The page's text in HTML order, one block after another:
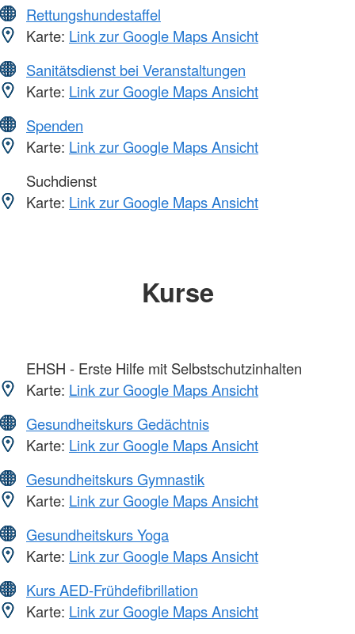
Rettungshundestaffel
Karte: Link zur Google Maps Ansicht
Sanitätsdienst bei Veranstaltungen
Karte: Link zur Google Maps Ansicht
Spenden
Karte: Link zur Google Maps Ansicht
Suchdienst
Karte: Link zur Google Maps Ansicht
Kurse
EHSH - Erste Hilfe mit Selbstschutzinhalten
Karte: Link zur Google Maps Ansicht
Gesundheitskurs Gedächtnis
Karte: Link zur Google Maps Ansicht
Gesundheitskurs Gymnastik
Karte: Link zur Google Maps Ansicht
Gesundheitskurs Yoga
Karte: Link zur Google Maps Ansicht
Kurs AED-Frühdefibrillation
Karte: Link zur Google Maps Ansicht